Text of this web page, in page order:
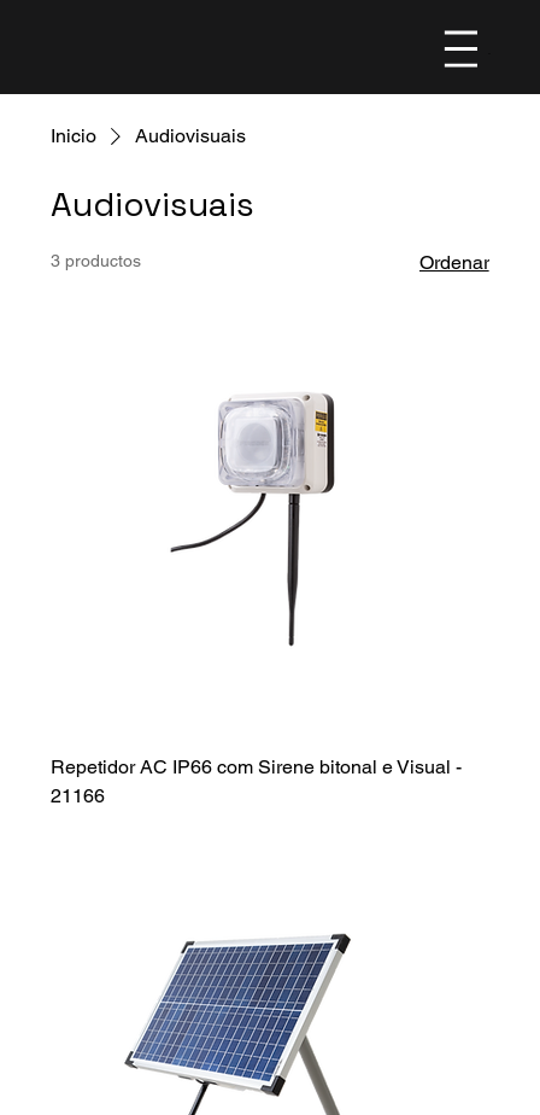
Inicio Audiovisuais
Audiovisuais
3 productos Ordenar
Repetidor AC IP66 com Sirene bitonal e Visual -
21166